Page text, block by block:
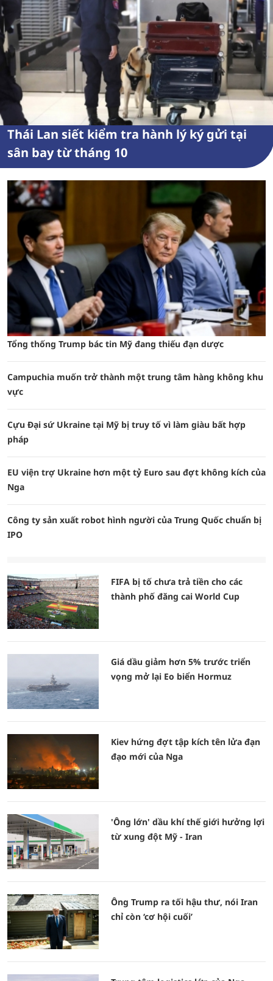
Thái Lan siết kiểm tra hành lý ký gửi tại
sân bay từ tháng 10
Tổng thống Trump bác tin Mỹ đang thiếu đạn dược
Campuchia muốn trở thành một trung tâm hàng không khu
vực
Cựu Đại sứ Ukraine tại Mỹ bị truy tố vì làm giàu bất hợp
pháp
EU viện trợ Ukraine hơn một tỷ Euro sau đợt không kích của
Nga
Công ty sản xuất robot hình người của Trung Quốc chuẩn bị
IPO
FIFA bị tố chưa trả tiền cho các
thành phố đăng cai World Cup
Giá dầu giảm hơn 5% trước triển
vọng mở lại Eo biển Hormuz
Kiev hứng đợt tập kích tên lửa đạn
đạo mới của Nga
'Ông lớn' dầu khí thế giới hưởng lợi
từ xung đột Mỹ - Iran
Ông Trump ra tối hậu thư, nói Iran
chỉ còn ‘cơ hội cuối’